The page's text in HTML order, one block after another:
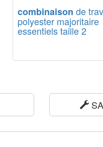
combinaison de
polyester majoritaire
essentiels taille 2